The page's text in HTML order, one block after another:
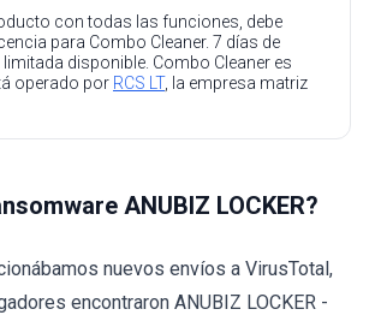
con todas las funciones, debe
para Combo Cleaner. 7 días de
disponible. Combo Cleaner es
operado por RCS LT, la empresa matriz
ANUBIZ LOCKER?
nuevos envíos a VirusTotal,
encontraron ANUBIZ LOCKER -